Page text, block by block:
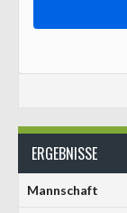
ERGEBNISSE
Mannschaft